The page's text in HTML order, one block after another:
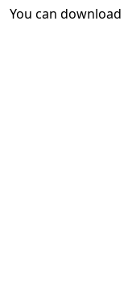
You can